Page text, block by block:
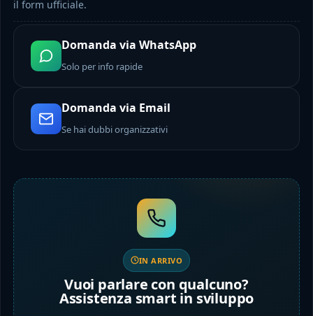
il form ufficiale.
Domanda via WhatsApp
Solo per info rapide
Domanda via Email
Se hai dubbi organizzativi
IN ARRIVO
Vuoi parlare con qualcuno?
Assistenza smart in sviluppo